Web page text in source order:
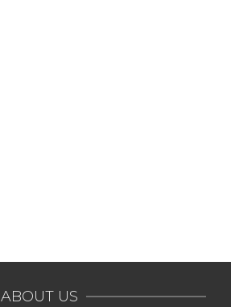
ABOUT US